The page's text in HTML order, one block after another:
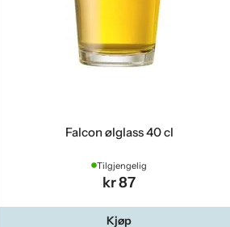
Falcon ølglass 40 cl
Tilgjengelig
kr 87
Kjøp